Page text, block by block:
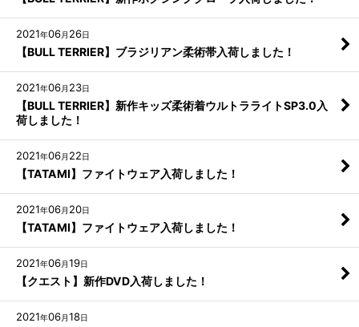
2021年06月 26日
【BULL TERRIER】ブラジリアン柔術帯入荷しました！
2021年06月 23日
【BULL TERRIER】新作キッズ柔術着ウルトラライトSP3.0入
荷しました！
2021年06月 22日
【TATAMI】ファイトウェア入荷しました！
2021年06月 20日
【TATAMI】ファイトウェア入荷しました！
2021年06月19日
【クエスト】新作DVD入荷しました！
2021年06月18日